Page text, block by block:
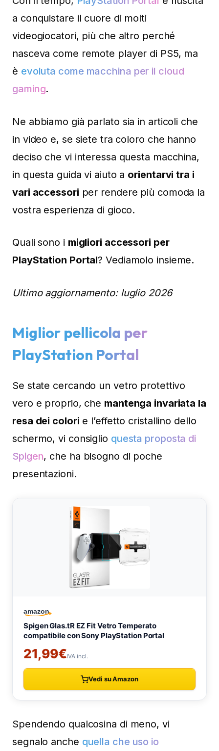
a conquistare il cuore di molti
videogiocatori, più che altro perché
nasceva come remote player di PS5, ma
è evoluta come macchina per il cloud
gaming.
Ne abbiamo già parlato sia in articoli che
in video e, se siete tra coloro che hanno
deciso che vi interessa questa macchina,
in questa guida vi aiuto a orientarvi tra i
vari accessori per rendere più comoda la
vostra esperienza di gioco.
Quali sono i migliori accessori per
PlayStation Portal? Vediamolo insieme.
Ultimo aggiornamento: luglio 2026
Miglior pellicola per
PlayStation Portal
Se state cercando un vetro protettivo
vero e proprio, che mantenga invariata la
resa dei colori e l’effetto cristallino dello
schermo, vi consiglio questa proposta di
Spigen, che ha bisogno di poche
presentazioni.
Spendendo qualcosina di meno, vi
segnalo anche quella che uso io